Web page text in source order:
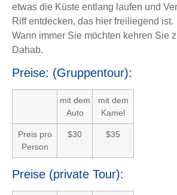
etwas die Küste entlang laufen und
Riff entdecken, das hier freiliegend ist.
Wann immer Sie möchten kehren Sie
Dahab.
Preise: (Gruppentour):
mit dem
Auto
mit dem
Kamel
Preis pro
Person
$30 $35
Preise (private Tour):